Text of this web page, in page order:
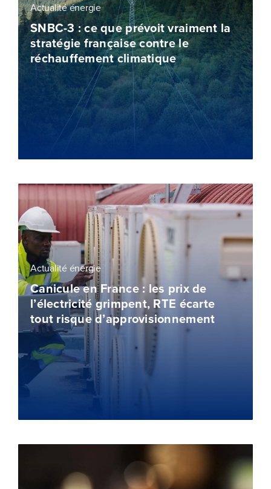
Actualité énergie
SNBC-3 : ce que prévoit vraiment la
stratégie française contre le
réchauffement climatique
Actualité énergie
Canicule en France : les prix de
l’électricité grimpent, RTE écarte
tout risque d’approvisionnement